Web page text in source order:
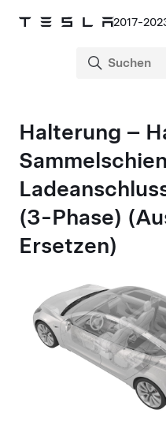
2017-
Halterung –
(3-Phase)
Ersetzen)